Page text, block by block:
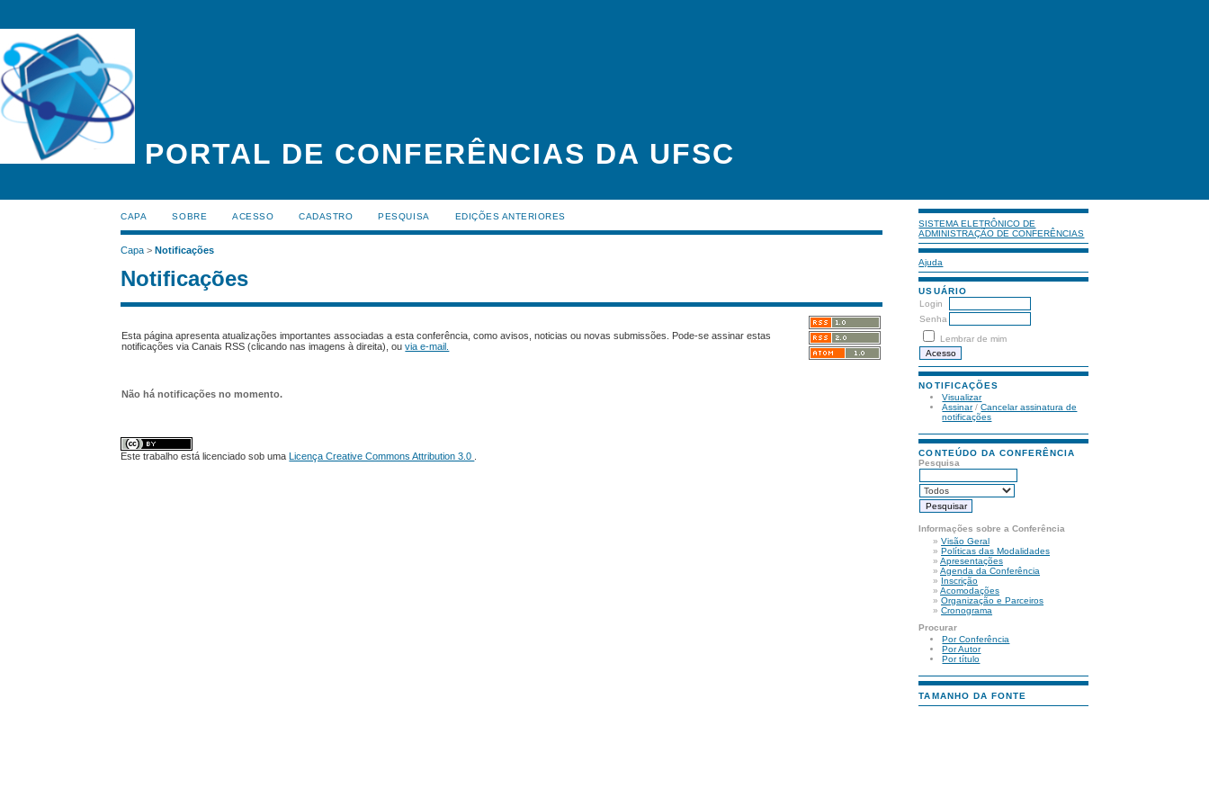
PORTAL DE CONFERÊNCIAS DA UFSC
SISTEMA ELETRÔNICO DE
ADMINISTRAÇÃO DE CONFERÊNCIAS
Ajuda
USUÁRIO
Login
Senha
Lembrar de mim
NOTIFICAÇÕES
Visualizar
Assinar/Cancelar assinatura de
notificações
CONTEÚDO DA CONFERÊNCIA
Pesquisa
Informações sobre a Conferência
»Visão Geral
»Políticas das Modalidades
»Apresentações
»Agenda da Conferência
» Inscrição
»Acomodações
»Organização e Parceiros
»Cronograma
Procurar
Por Conferência
Por Autor
Por título
TAMANHO DA FONTE
CAPA SOBRE ACESSO CADASTRO PESQUISA EDIÇÕES ANTERIORES
Capa >Notificações
Notificações
Esta página apresenta atualizações importantes associadas a esta conferência, como avisos, noticias ou novas submissões. Pode-se assinar estas
notificações via Canais RSS (clicando nas imagens à direita), ouvia e-mail.
Não há notificações no momento.
Este trabalho está licenciado sob umaLicença Creative Commons Attribution 3.0